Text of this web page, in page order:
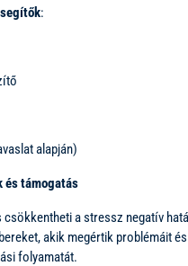
:
alapján)
és támogatás
a stressz negatív
akik megértik problémáit és
folyamatát.